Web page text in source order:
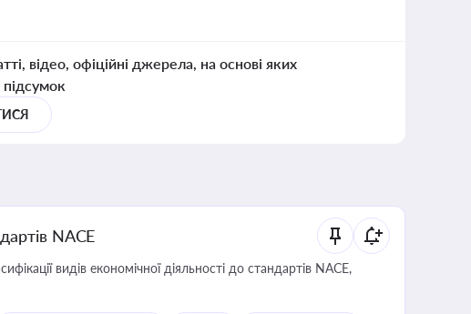
відео, офіційні джерела, на основі яких
NACE
видів економічної діяльності до стандартів NACE,